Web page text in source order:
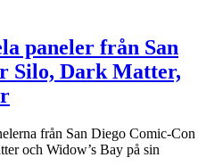
paneler från San
Silo, Dark Matter,
från San Diego Comic-Con
och Widow’s Bay på sin